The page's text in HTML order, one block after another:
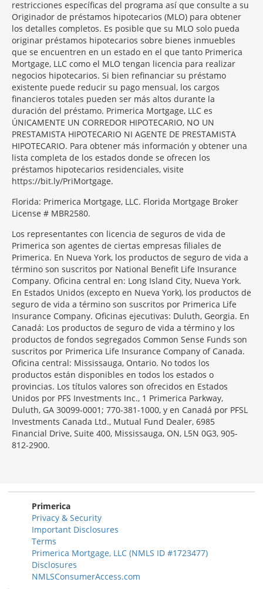
restricciones específicas del programa así que consulte a su
Originador de préstamos hipotecarios (MLO) para obtener
los detalles completos. Es posible que su MLO solo pueda
originar préstamos hipotecarios sobre bienes inmuebles
que se encuentren en un estado en el que tanto Primerica
Mortgage, LLC como el MLO tengan licencia para realizar
negocios hipotecarios. Si bien refinanciar su préstamo
existente puede reducir su pago mensual, los cargos
financieros totales pueden ser más altos durante la
duración del préstamo. Primerica Mortgage, LLC es
ÚNICAMENTE UN CORREDOR HIPOTECARIO, NO UN
PRESTAMISTA HIPOTECARIO NI AGENTE DE PRESTAMISTA
HIPOTECARIO. Para obtener más información y obtener una
lista completa de los estados donde se ofrecen los
préstamos hipotecarios residenciales, visite
https://bit.ly/PriMortgage.
Florida: Primerica Mortgage, LLC. Florida Mortgage Broker
License # MBR2580.
Los representantes con licencia de seguros de vida de
Primerica son agentes de ciertas empresas filiales de
Primerica. En Nueva York, los productos de seguro de vida a
término son suscritos por National Benefit Life Insurance
Company. Oficina central en: Long Island City, Nueva York.
En Estados Unidos (excepto en Nueva York), los productos de
seguro de vida a término son suscritos por Primerica Life
Insurance Company. Oficinas ejecutivas: Duluth, Georgia. En
Canadá: Los productos de seguro de vida a término y los
productos de fondos segregados Common Sense Funds son
suscritos por Primerica Life Insurance Company of Canada.
Oficina central: Mississauga, Ontario. No todos los
productos están disponibles en todos los estados o
provincias. Los títulos valores son ofrecidos en Estados
Unidos por PFS Investments Inc., 1 Primerica Parkway,
Duluth, GA 30099-0001; 770-381-1000, y en Canadá por PFSL
Investments Canada Ltd., Mutual Fund Dealer, 6985
Financial Drive, Suite 400, Mississauga, ON, L5N 0G3, 905-
812-2900.
Primerica
Privacy & Security
Important Disclosures
Terms
Primerica Mortgage, LLC (NMLS ID #1723477)
Disclosures
NMLSConsumerAccess.com